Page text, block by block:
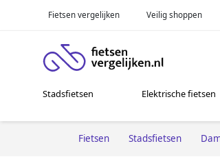
Fietsen vergelijken Veilig shoppen
Stadsfietsen Elektrische fietsen
Fietsen Stadsfietsen